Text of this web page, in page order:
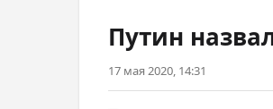
Путин
17 мая 2020, 14:31